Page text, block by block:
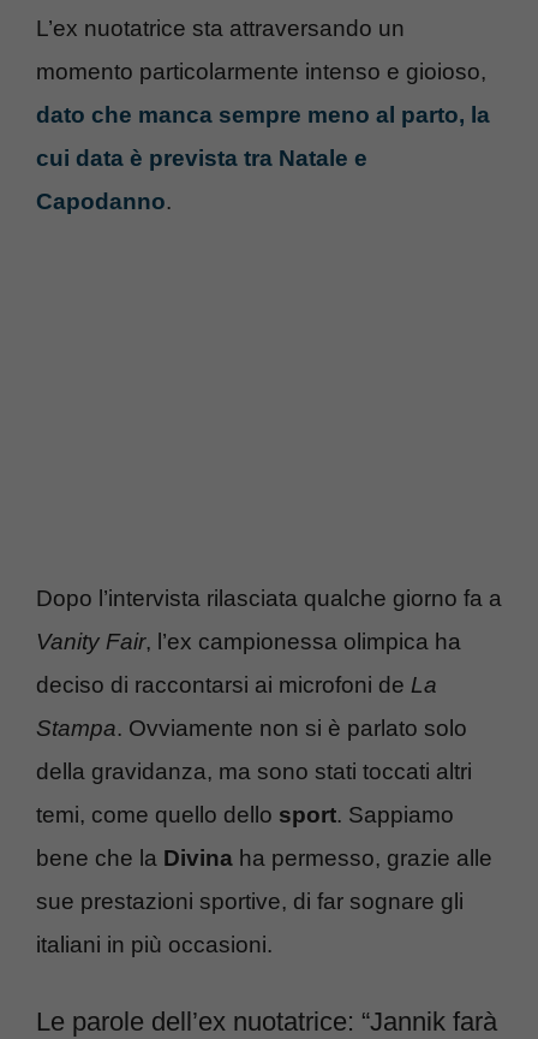
L’ex nuotatrice sta attraversando un
momento particolarmente intenso e gioioso,
dato che manca sempre meno al parto, la
cui data è prevista tra Natale e
Capodanno.
Dopo l’intervista rilasciata qualche giorno fa a
Vanity Fair, l’ex campionessa olimpica ha
deciso di raccontarsi ai microfoni de La
Stampa. Ovviamente non si è parlato solo
della gravidanza, ma sono stati toccati altri
temi, come quello dello sport. Sappiamo
bene che la Divina ha permesso, grazie alle
sue prestazioni sportive, di far sognare gli
italiani in più occasioni.
Le parole dell’ex nuotatrice: “Jannik farà